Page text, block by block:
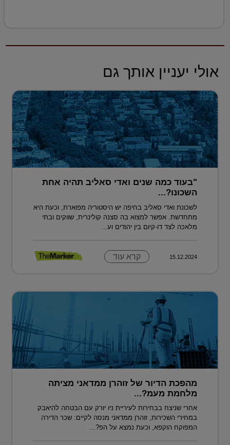
אולי יעניין אותך גם
"בעוד כמה שנים ואדי סאליב תהיה אחת
השכונו?...
לשכונת ואדי סאליב בחיפה יש היסטוריה מפוארת, וכעת היא
מתחדשת. אפשר למצוא בה סצנה קולינרית, שווקים ובתי
מלאכה לצד דו-קיום בין יהודים וע...
15.12.2024 קרא עוד
מהפכת הדיור של זוהרן ממדאני מציתה
מלחמת מעמ?...
אחרי שניצח בבחירות לעיריית ניו יורק עם הבטחה להיאבק
במחירי השכירות, זוהרן ממדאני מנסה לקיים: שכר הדירה
המפוקח הוקפא, וכעת נמצא על הפ?...